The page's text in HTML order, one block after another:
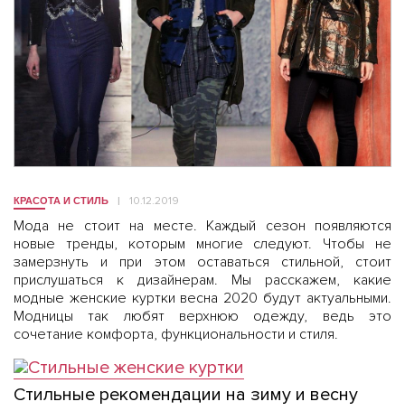
КРАСОТА И СТИЛЬ 10.12.2019
Мода не стоит на месте. Каждый сезон появляются
новые тренды, которым многие следуют. Чтобы не
замерзнуть и при этом оставаться стильной, стоит
прислушаться к дизайнерам. Мы расскажем, какие
модные женские куртки весна 2020 будут актуальными.
Модницы так любят верхнюю одежду, ведь это
сочетание комфорта, функциональности и стиля.
Стильные рекомендации на зиму и весну